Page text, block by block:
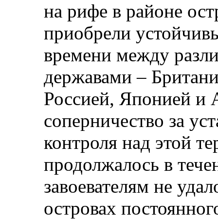
на рифе в районе
приобрели
времени между
державами –
Россией, Японией и
соперничество за
контроля над этой
продолжалось в
завоевателям не
островах